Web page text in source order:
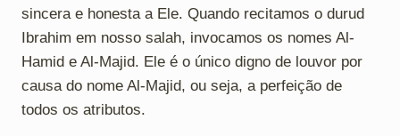
sincera e honesta a Ele. Quando recitamos o durud
Ibrahim em nosso salah, invocamos os nomes Al-
Hamid e Al-Majid. Ele é o único digno de louvor por
causa do nome Al-Majid, ou seja, a perfeição de
todos os atributos.